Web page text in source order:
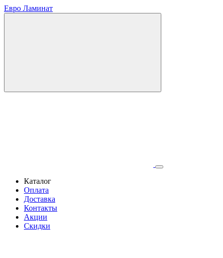
Евро Ламинат
Каталог
Оплата
Доставка
Контакты
Акции
Скидки